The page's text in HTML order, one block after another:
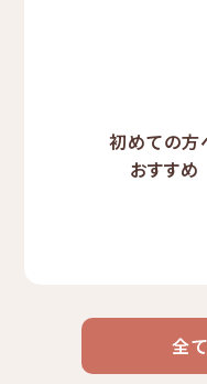
初めての方
おすすめ
コーヒー
全